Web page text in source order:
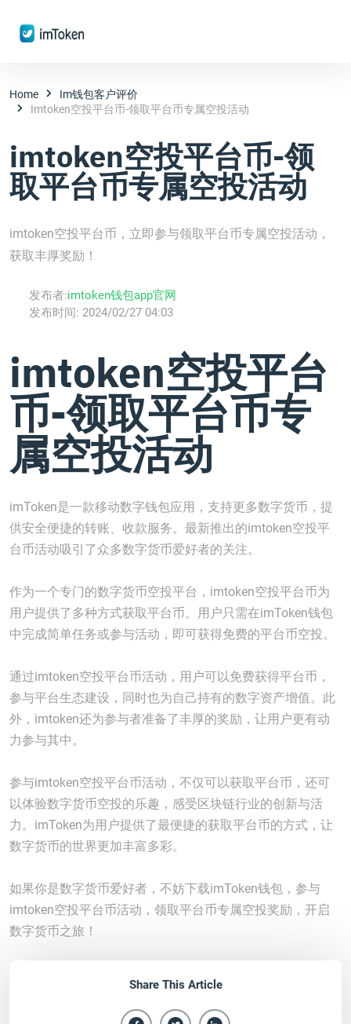
Home
Im钱包客户评价
Imtoken空投平台币-领取平台币专属空投活动
imtoken空投平台币-领
取平台币专属空投活动
imtoken空投平台币，立即参与领取平台币专属空投活动，
获取丰厚奖励！
发布者:imtoken钱包app官网
发布时间: 2024/02/27 04:03
imtoken空投平台
币-领取平台币专
属空投活动
imToken是一款移动数字钱包应用，支持更多数字货币，提
供安全便捷的转账、收款服务。最新推出的imtoken空投平
台币活动吸引了众多数字货币爱好者的关注。
作为一个专门的数字货币空投平台，imtoken空投平台币为
用户提供了多种方式获取平台币。用户只需在imToken钱包
中完成简单任务或参与活动，即可获得免费的平台币空投。
通过imtoken空投平台币活动，用户可以免费获得平台币，
参与平台生态建设，同时也为自己持有的数字资产增值。此
外，imtoken还为参与者准备了丰厚的奖励，让用户更有动
力参与其中。
参与imtoken空投平台币活动，不仅可以获取平台币，还可
以体验数字货币空投的乐趣，感受区块链行业的创新与活
力。imToken为用户提供了最便捷的获取平台币的方式，让
数字货币的世界更加丰富多彩。
如果你是数字货币爱好者，不妨下载imToken钱包，参与
imtoken空投平台币活动，领取平台币专属空投奖励，开启
数字货币之旅！
Share This Article